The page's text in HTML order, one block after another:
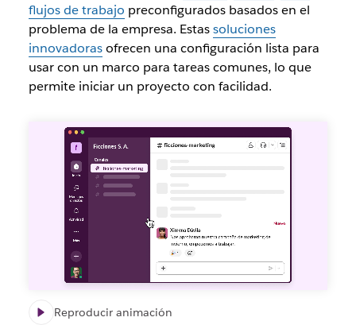
flujos de trabajo preconfigurados basados en el
problema de la empresa. Estassoluciones
innovadorasofrecen una configuración lista para
usar con un marco para tareas comunes, lo que
permite iniciar un proyecto con facilidad.
Reproducir animación